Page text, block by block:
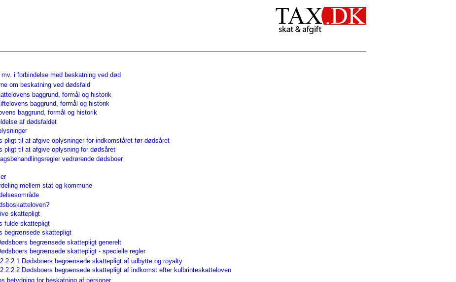
i forbindelse med beskatning ved død
om beskatning ved dødsfald
baggrund, formål og historik
baggrund, formål og historik
baggrund, formål og historik
af dødsfaldet
pligt til at afgive oplysninger for indkomståret før dødsåret
pligt til at afgive oplysning for dødsåret
vedrørende dødsboer
mellem stat og kommune
skattepligt
fulde skattepligt
begrænsede skattepligt
begrænsede skattepligt generelt
begrænsede skattepligt - specielle regler
Dødsboers begrænsede skattepligt af udbytte og royalty
Dødsboers begrænsede skattepligt af indkomst efter kulbrinteskatteloven
betydning for beskatning af personer